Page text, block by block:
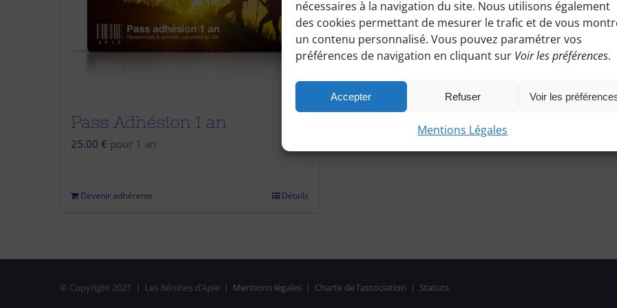
nécessaires à la navigation du site. Nous utilisons également
des cookies permettant de mesurer le trafic et de vous
un contenu personnalisé. Vous pouvez paramétrer vos
préférences de navigation en cliquant sur Voir les préférences.
Accepter Refuser Voir les
Mentions Légales
Pass Adhésion 1 an
25.00 € pour 1 an
Devenir adhérente Détails
© Copyright 2021 | Les Bénines d’Apie | Mentions légales| Charte de l’association | Statuts